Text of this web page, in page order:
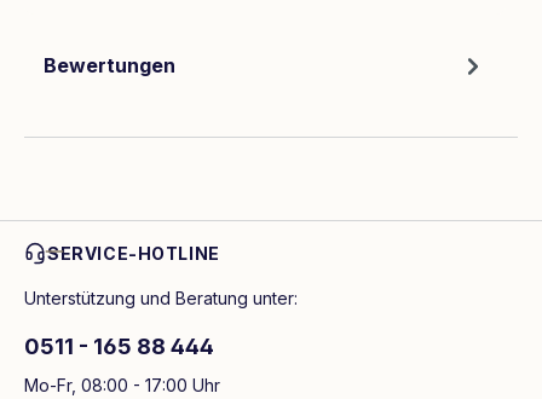
Bewertungen
SERVICE-HOTLINE
Unterstützung und Beratung unter:
0511 - 165 88 444
Mo-Fr, 08:00 - 17:00 Uhr